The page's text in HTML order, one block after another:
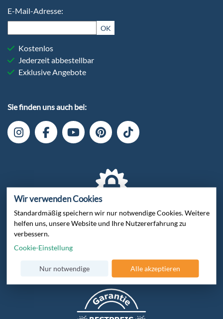
Sie finden uns auch bei:
Verschlüsselte Datenübertragung
Zertifiziert von Trusted Shops
E-Mail-Adresse:
OK
Kostenlos
Jederzeit abbestellbar
Exklusive Angebote
Wir verwenden Cookies
Standardmäßig speichern wir nur notwendige Cookies. Weitere
helfen uns, unsere Website und Ihre Nutzererfahrung zu
verbessern.
Cookie-Einstellung
Nur notwendige Alle akzeptieren